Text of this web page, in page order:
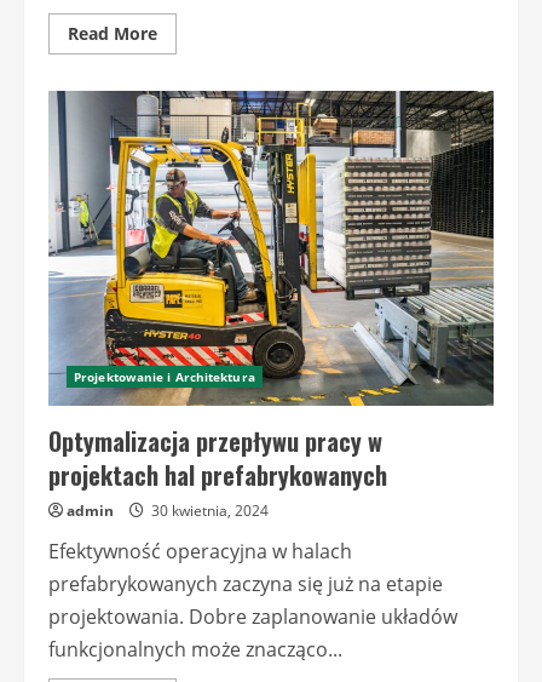
Read MoreRead
more
regulacji
budowlanych
na
innowacje
w
halach
prefabrykowanych
Projektowanie i Architektura
Optymalizacja przepływu pracy w
projektach hal prefabrykowanych
admin 30 kwietnia, 2024
Efektywność operacyjna w halach
prefabrykowanych zaczyna się już na etapie
projektowania. Dobre zaplanowanie układów
funkcjonalnych może znacząco...